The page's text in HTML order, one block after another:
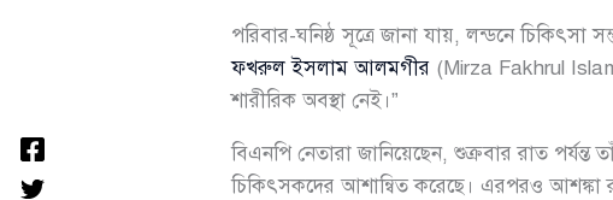
পরিবার-ঘনিষ্ঠ সূত্রে জানা যায়, লন্ডনে
ফখরুল ইসলাম আলমগীর (Mirza Fakhrul
শারীরিক অবস্থা নেই।”
বিএনপি নেতারা জানিয়েছেন, শুক্রবার রাত
চিকিৎসকদের আশান্বিত করেছে। এরপরও আশঙ্কা